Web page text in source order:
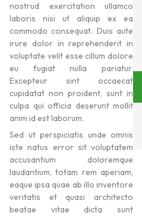
nostrud exercitation ullamco
laboris nisi ut aliquip ex ea
commodo consequat. Duis aute
irure dolor in reprehenderit in
voluptate velit esse cillum dolore
eu fugiat nulla pariatur.
Excepteur sint occaecat
cupidatat non proident, sunt in
culpa qui officia deserunt mollit
anim id est laborum.
Sed ut perspiciatis unde omnis
iste natus error sit voluptatem
accusantium doloremque
laudantium, totam rem aperiam,
eaque ipsa quae ab illo inventore
veritatis et quasi architecto
beatae vitae dicta sunt